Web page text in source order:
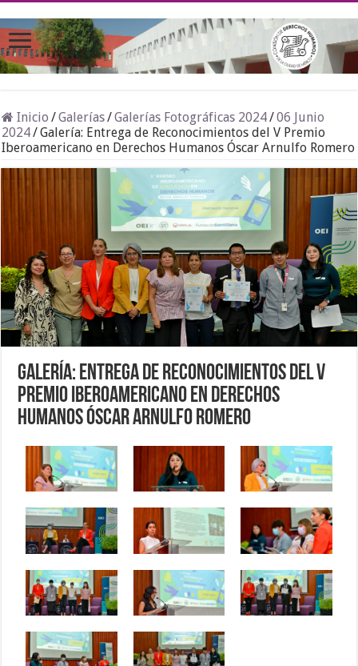
Inicio /Galerías/Galerías Fotográficas 2024/06 Junio
2024/Galería: Entrega de Reconocimientos del V Premio
Iberoamericano en Derechos Humanos Óscar Arnulfo Romero
Galería: Entrega de Reconocimientos del V
Premio Iberoamericano en Derechos
Humanos Óscar Arnulfo Romero